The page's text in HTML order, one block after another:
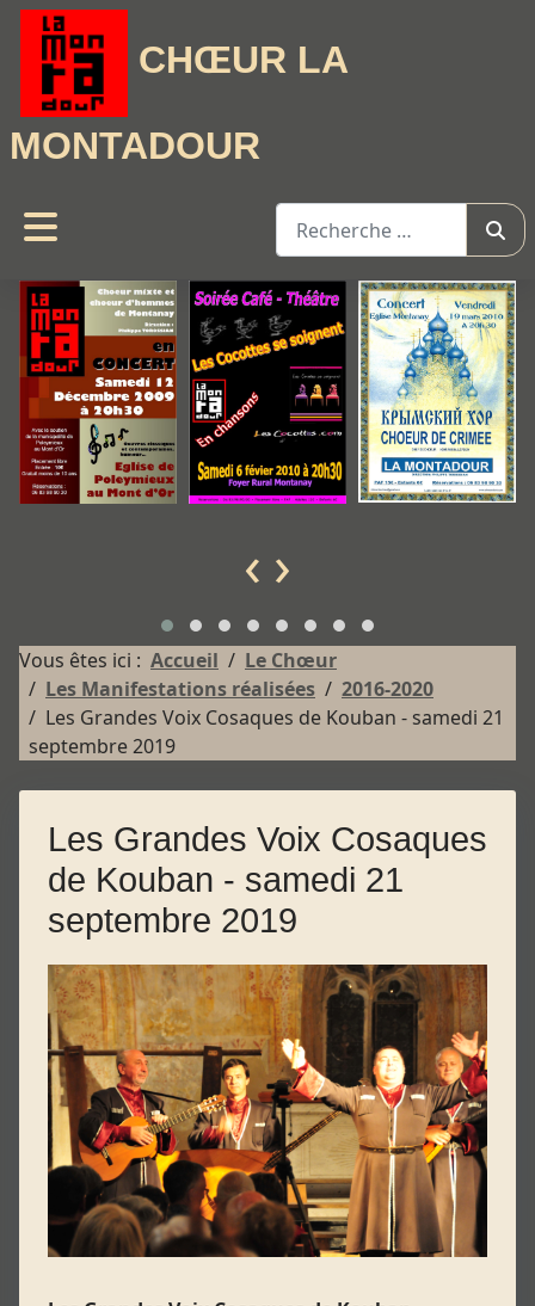
CHŒUR LA
MONTADOUR
‹ ›
Vous êtes ici : Accueil
Le Chœur
Les Manifestations réalisées
2016-2020
Les Grandes Voix Cosaques de Kouban - samedi 21
septembre 2019
Les Grandes Voix Cosaques
de Kouban - samedi 21
septembre 2019